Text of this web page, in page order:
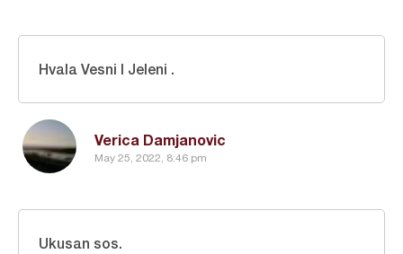
Verica Damjanovic
May 25, 2022, 8:46 pm
Hvala Vesni I Jeleni .
Ukusan sos.